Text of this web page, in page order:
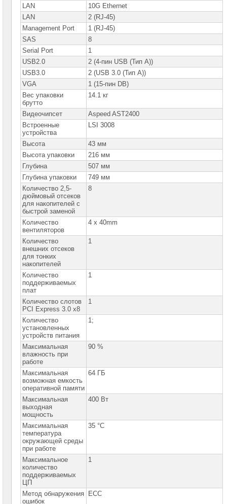
сетевое
оборудование
Активное
сетевое
оборудование
СХД
системы
хранения
данных
Компоненты
компьютеров
Компоненты
серверов
Серверные
платформы
Серверные
платформы
MSI
Серверные
платформы
GOOXI
Серверные
платформы
ASUS
Серверные
платформы
GIGABYTE
Серверные
платформы
Intel
Серверные
платформы
SuperMicro
Серверные
платформы
SuperMicro
1U
Серверные
платформы
SuperMicro
1U
1CPU
►
Серверные
платформы
1U
2CPU
LAN
10G Ethernet
LAN
2 (RJ-45)
Management Port
1 (RJ-45)
SAS
8
Serial Port
1
USB2.0
2 (4-пин USB (Тип A))
USB3.0
2 (USB 3.0 (Тип A))
VGA
1 (15-пин DB)
Вес упаковки
брутто
14.1 кг
Видеочипсет
Aspeed AST2400
Встроенные
устройства
LSI 3008
Высота
43 мм
Высота упаковки
216 мм
Глубина
507 мм
Глубина упаковки
749 мм
Количество 2,5-
дюймовый отсеков
для накопителей с
быстрой заменой
8
Количество
вентиляторов
4 x 40mm
Количество
внешних отсеков
для тонких
накопителей
1
Количество
поддерживаемых
плат
1
Количество слотов
PCI Express 3.0 x8
1
Количество
установленных
устройств питания
1;
Максимальная
влажность при
работе
90 %
Максимальная
возможная емкость
оперативной памяти
64 ГБ
Максимальная
выходная
мощность
400 Вт
Максимальная
температура
окружающей среды
при работе
35 °C
Максимальное
количество
поддерживаемых
ЦП
1
Метод обнаружения
ошибок
ECC